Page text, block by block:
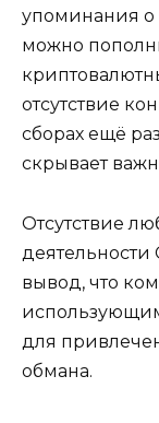
упоминания о
можно
отсутствие
сборах ещё
скрывает
Отсутствие
деятельности
вывод, что
для
обмана.